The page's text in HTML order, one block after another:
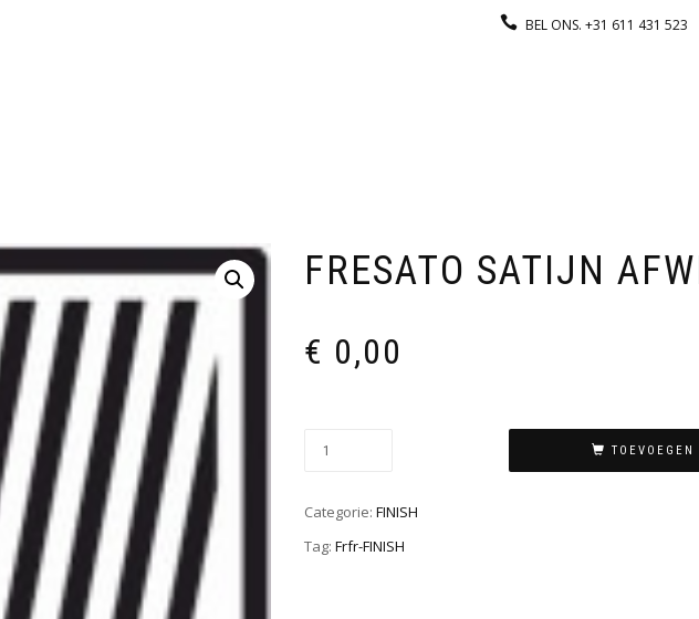
BEL ONS. +31 611 431 523
FRESATO SATIJN
€ 0,00
Categorie: FINISH
Tag: Frfr-FINISH